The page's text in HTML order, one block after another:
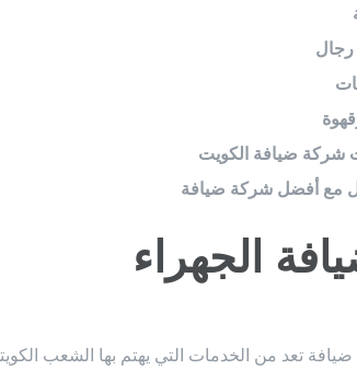
شركة ضيافة الكويت
مع أفضل شركة ضيافة
الجهراء
تعد من الخدمات التي يهتم بها الشعب